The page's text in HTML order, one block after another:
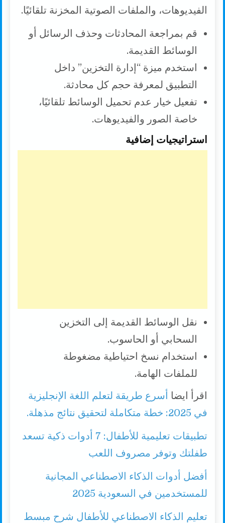
الفيديوهات، والملفات الصوتية المخزنة تلقائيًا.
قم بمراجعة المحادثات وحذف الرسائل أو
الوسائط القديمة.
استخدم ميزة “إدارة التخزين” داخل
التطبيق لمعرفة حجم كل محادثة.
تفعيل خيار عدم تحميل الوسائط تلقائيًا،
خاصة الصور والفيديوهات.
استراتيجيات إضافية
نقل الوسائط القديمة إلى التخزين
السحابي أو الحاسوب.
استخدام نسخ احتياطية مضغوطة
للملفات الهامة.
اقرأ ايضا
أسرع طريقة لتعلم اللغة الإنجليزية
في 2025: خطة متكاملة لتحقيق نتائج مذهلة.
تطبيقات تعليمية للأطفال: 7 أدوات ذكية تسعد
طفلتك وتوفر مصروف اللعب
أفضل أدوات الذكاء الاصطناعي المجانية
للمستخدمين في السعودية 2025
تعليم الذكاء الاصطناعي للأطفال شرح مبسط